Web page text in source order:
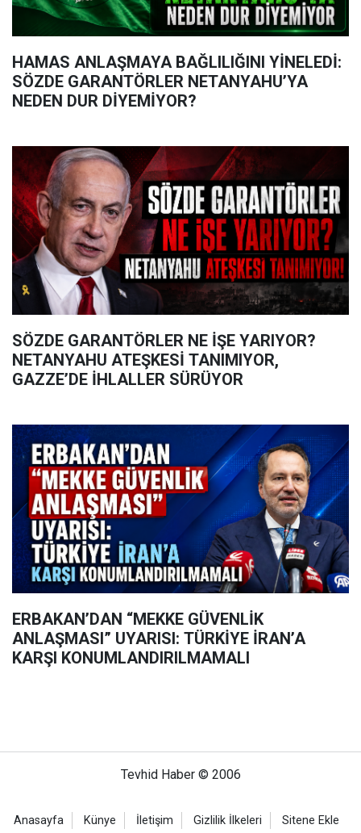
HAMAS ANLAŞMAYA BAĞLILIĞINI YİNELEDİ:
SÖZDE GARANTÖRLER NETANYAHU’YA
NEDEN DUR DİYEMİYOR?
SÖZDE GARANTÖRLER NE İŞE YARIYOR?
NETANYAHU ATEŞKESİ TANIMIYOR,
GAZZE’DE İHLALLER SÜRÜYOR
ERBAKAN’DAN “MEKKE GÜVENLİK
ANLAŞMASI” UYARISI: TÜRKİYE İRAN’A
KARŞI KONUMLANDIRILMAMALI
Tevhid Haber © 2006
Anasayfa Künye İletişim Gizlilik İlkeleri Sitene Ekle